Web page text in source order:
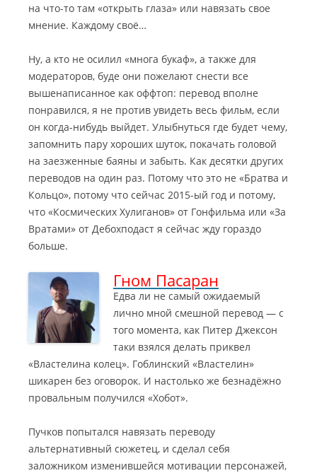
на что-то там «открыть глаза» или навязать свое
мнение. Каждому своё…
Ну, а кто не осилил «многа букаф», а также для
модераторов, буде они пожелают снести все
вышенаписанное как оффтоп: перевод вполне
понравился, я не против увидеть весь фильм, если
он когда-нибудь выйдет. Улыбнуться где будет чему,
запомнить пару хороших шуток, покачать головой
на заезженные баяны и забыть. Как десятки других
переводов на один раз. Потому что это не «Братва и
Кольцо», потому что сейчас 2015-ый год и потому,
что «Космических Хулиганов» от Гонфильма или «За
Вратами» от Дебохподаст я сейчас жду гораздо
больше.
Гном Пасаран
Едва ли не самый ожидаемый
лично мной смешной перевод — с
того момента, как Питер Джексон
таки взялся делать приквел
«Властелина колец». Гоблинский «Властелин»
шикарен без оговорок. И настолько же безнадёжно
провальным получился «Хобот».
Пучков попытался навязать переводу
альтернативный сюжетец, и сделал себя
заложником изменившейся мотивации персонажей,